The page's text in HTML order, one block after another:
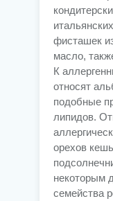
фисташек
масло,
К
относят
подобные
липидов.
орехов
некоторым
семейства